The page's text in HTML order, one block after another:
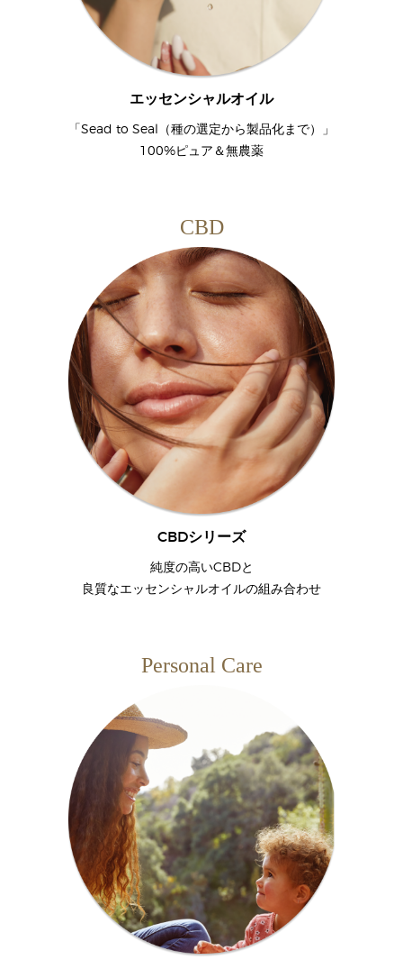
エッセンシャルオイル
「Sead to Seal（種の選定から製品化まで）」
100%ピュア＆無農薬
CBD
CBDシリーズ
純度の高いCBDと
良質なエッセンシャルオイルの組み合わせ
Personal Care